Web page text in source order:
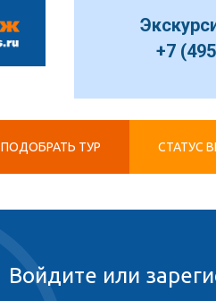
+7
ПОДОБРАТЬ ТУР СТАТУС
Войдите или